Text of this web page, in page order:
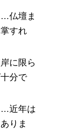
仏壇ま
すれ
に限ら
分で
近年は
りま